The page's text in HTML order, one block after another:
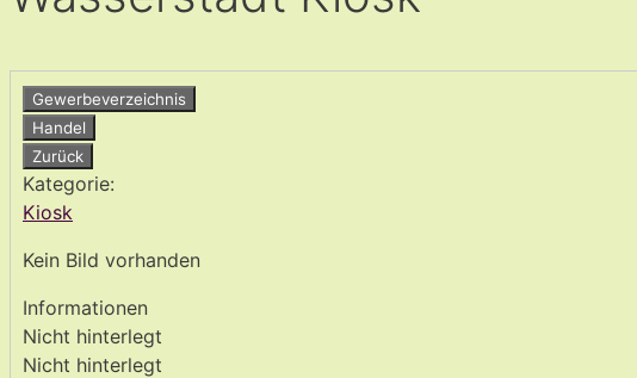
Gewerbeverzeichnis
Handel
Zurück
Kategorie:
Kiosk
Kein Bild vorhanden
Informationen
Nicht hinterlegt
Nicht hinterlegt